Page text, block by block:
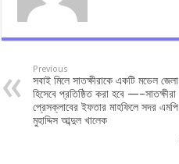
Previous
সবাই মিলে সাতক্ষীরাকে একটি মডেল জেলা
হিসেবে প্রতিষ্ঠিত করা হবে —–সাতক্ষীরা
প্রেসক্লাবের ইফতার মাহফিলে সদর এমপি
মুহাদ্দিস আব্দুল খালেক